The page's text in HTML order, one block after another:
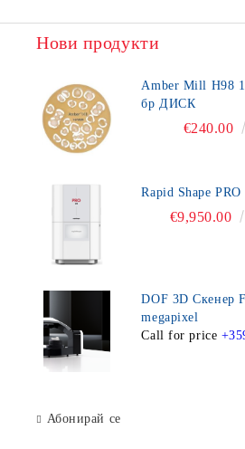
Нови продукти
Amber Mill H98 12 W2 - Bleach
бр ДИСК
€240.00
Rapid Shape
€9,950.00
DOF 3D Скенер
megapixel
Call for price
Абонирай се